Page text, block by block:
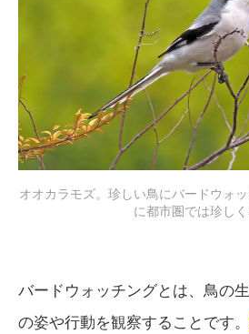
オオカラモズ。珍しい鳥にバードウォ
に都市圏では珍し
バードウォッチングとは、鳥の
の姿や行動を観察することです。